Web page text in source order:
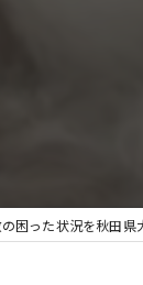
困った状況を秋田